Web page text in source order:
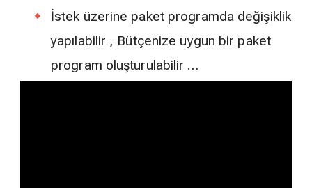
İstek üzerine paket programda değişiklik
yapılabilir , Bütçenize uygun bir paket
program oluşturulabilir …